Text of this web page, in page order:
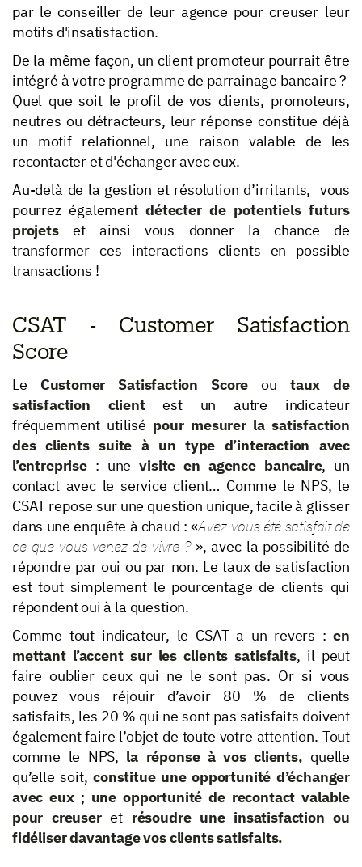
par le conseiller de leur agence pour creuser leur
motifs d'insatisfaction.
De la même façon, un client promoteur pourrait être
intégré à votre programme de parrainage bancaire ?
Quel que soit le profil de vos clients, promoteurs,
neutres ou détracteurs, leur réponse constitue déjà
un motif relationnel, une raison valable de les
recontacter et d'échanger avec eux.
Au-delà de la gestion et résolution d’irritants, vous
pourrez égalementdétecter de potentiels futurs
projetset ainsi vous donner la chance de
transformer ces interactions clients en possible
transactions !
CSAT - Customer Satisfaction
Score
Le Customer Satisfaction Scoreoutaux de
satisfaction clientest un autre indicateur
fréquemment utilisé pour mesurer la satisfaction
des clients suite à un type d’interaction avec
l’entreprise: unevisite en agence bancaire, un
contact avec le service client… Comme le NPS, le
CSAT repose sur une question unique, facile à glisser
dans une enquête à chaud : «Avez-vous été satisfait de
ce que vous venez de vivre ?», avec la possibilité de
répondre par oui ou par non. Le taux de satisfaction
est tout simplement le pourcentage de clients qui
répondent oui à la question.
Comme tout indicateur, le CSAT a un revers :en
mettant l’accent sur les clients satisfaits, il peut
faire oublier ceux qui ne le sont pas. Or si vous
pouvez vous réjouir d’avoir 80 % de clients
satisfaits, les 20 % qui ne sont pas satisfaits doivent
également faire l’objet de toute votre attention. Tout
comme le NPS, la réponse à vos clients, quelle
qu’elle soit,constitue une opportunité d’échanger
avec eux ; une opportunité de recontact valable
pour creuseret résoudre une insatisfaction ou
fidéliser davantage vos clients satisfaits.